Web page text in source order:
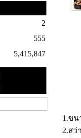
2
555
5,415,847
1.ขน
2.สว่